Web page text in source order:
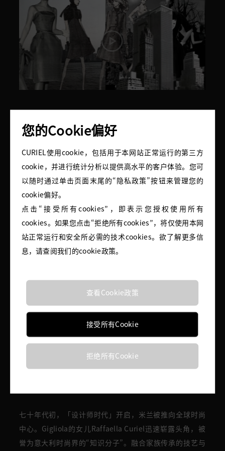
走出繁华的米兰街头，与时代脉动重叠，CURIELLINO灵动
而开放的风格语言跨越大西洋吸引着美国传奇百货
Bergdorf Goodman的关注,1953年，CURIEL将意大利风
情带上纽约的时尚舞台。比起时髦，确切地说，这是一种
不可错认的风格。彼时，“意大利制造”成为了比法国高级
定制更具吸引力的选择，CURIELLINO化身为意式小黑裙的
代名词，见证了意大利黄金时代的品味与想象。
第八章：Raffaella Curiel
七十年代初，「设计师时代」开启，米兰被推向全球时尚
中心。Gigliola的女儿Raffaella Curiel迅速崭露头角，被
誉为意大利时尚界的“知识分子”。融合家族传承的技艺与
您的Cookie偏好
CURIEL使用cookie，包括用于本网站正常运行的第三方
cookie，并进行统计分析以提供高水平的客户体验。您可
以随时通过单击页面末尾的“隐私政策”按钮来管理您的
cookie偏好。
点击“接受所有cookies”，即表示您授权使用所有
cookies。如果您点击“拒绝所有cookies”，将仅使用本网
站正常运行和安全所必需的技术cookies。欲了解更多信
息，请查阅我们的cookie政策。
查看Cookie政策
接受所有Cookie
拒绝所有Cookie